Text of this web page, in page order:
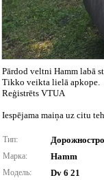
Pārdod veltni Hamm labā
Tikko veikta lielā apkope.
Reģistrēts VTUA
Iespējama maiņa uz citu
Тип:
Марка: Hamm
Модель: Dv 6 21